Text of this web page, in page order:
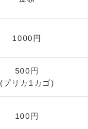
1000円
500円
(プリカ1カゴ)
100円